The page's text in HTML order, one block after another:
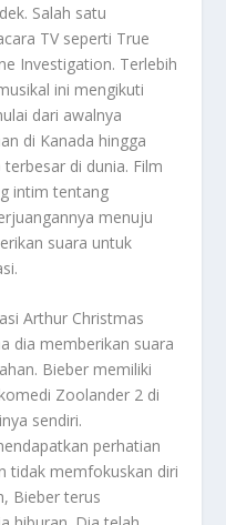
Salah satu
TV seperti True
Investigation. Terlebih
ini mengikuti
dari awalnya
di Kanada hingga
di dunia. Film
intim tentang
menuju
suara untuk
Arthur Christmas
dia memberikan suara
Bieber memiliki
Zoolander 2 di
sendiri.
perhatian
tidak memfokuskan diri
Bieber terus